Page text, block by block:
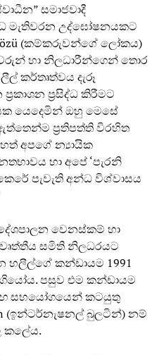
සමාජවාදී
මැතිවරන උද්ඝෝෂනයකට
(කම්කරුවන්ගේ ලෝකය)
හා නිලධාරීන්ගෙන් තොර
කර්තෘත්වය දැරූ
ප්‍රසිද්ධ කිරීමට
යෙදෙමින් ඔහු මෙසේ
ප්‍රතිපත්ති විරහිත
අපගේ න්‍යායික
හා අපේ ‘පැරනි
පැවැති අන්ධ විශ්වාසය
වෙනස්කම් හා
වෘත්තීය සමිති නිලධරයට
කන්ඩායම 1991
ගියෝය. පසුව එම කන්ඩායම
සහයෝගයෙන් කටයුතු
(ඉන්ටර්නැෂනල් බුලටින්) නම්
කලේය.